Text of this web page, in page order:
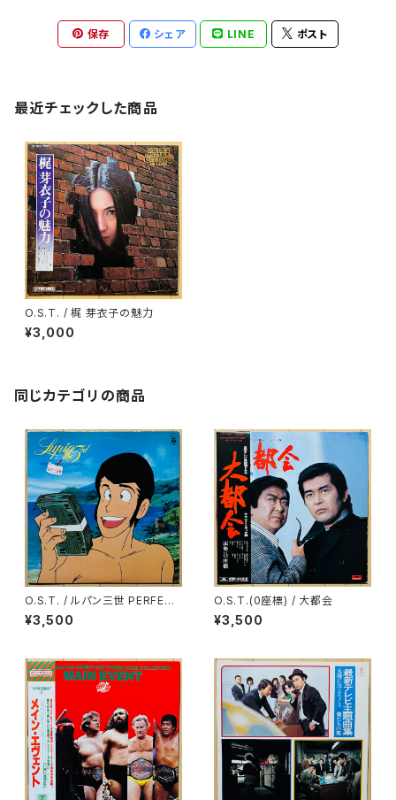
保存 シェア LINE ポスト
最近チェックした商品
O.S.T. / 梶 芽衣子の魅力
¥3,000
同じカテゴリの商品
O.S.T. / ルパン三世 PERFECT
COLLECTION
¥3,500
O.S.T.(0座標) / 大都会
¥3,500